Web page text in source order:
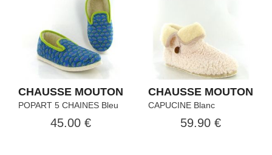
CHAUSSE MOUTON
POPART 5 CHAINES Bleu
45.00 €
CHAUSSE MOUTON
CAPUCINE Blanc
59.90 €